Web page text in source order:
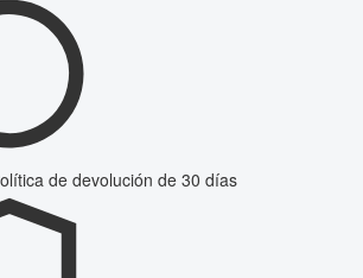
de devolución de 30 días